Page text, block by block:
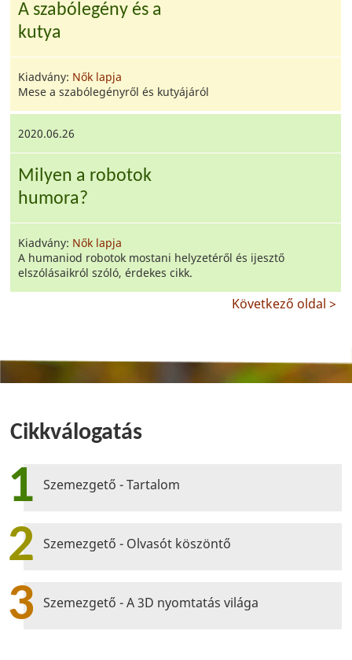
A szabólegény és a
kutya
Kiadvány: Nők lapja
Mese a szabólegényről és kutyájáról
2020.06.26
Milyen a robotok
humora?
Kiadvány: Nők lapja
A humaniod robotok mostani helyzetéről és ijesztő
elszólásaikról szóló, érdekes cikk.
Következő oldal >
Cikkválogatás
1 Szemezgető - Tartalom
2 Szemezgető - Olvasót köszöntő
3 Szemezgető - A 3D nyomtatás világa